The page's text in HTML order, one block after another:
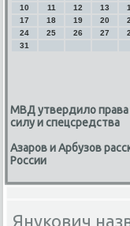
10
11 12 13
17
18 19 20
24
25 26 27
31
МВД утвердило права
силу и спецсредства
Азаров и Арбузов
России
Янукович